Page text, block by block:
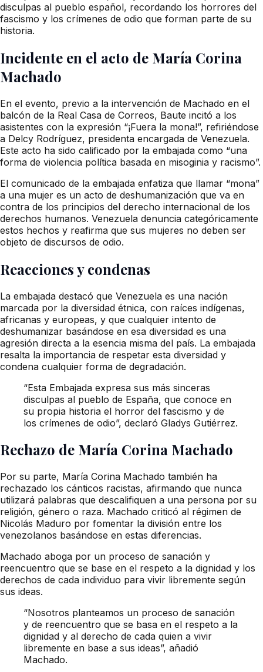
disculpas al pueblo español, recordando los horrores del
fascismo y los crímenes de odio que forman parte de su
historia.
Incidente en el acto de María Corina
Machado
En el evento, previo a la intervención de Machado en el
balcón de la Real Casa de Correos, Baute incitó a los
asistentes con la expresión “¡Fuera la mona!”, refiriéndose
a Delcy Rodríguez, presidenta encargada de Venezuela.
Este acto ha sido calificado por la embajada como “una
forma de violencia política basada en misoginia y racismo”.
El comunicado de la embajada enfatiza que llamar “mona”
a una mujer es un acto de deshumanización que va en
contra de los principios del derecho internacional de los
derechos humanos. Venezuela denuncia categóricamente
estos hechos y reafirma que sus mujeres no deben ser
objeto de discursos de odio.
Reacciones y condenas
La embajada destacó que Venezuela es una nación
marcada por la diversidad étnica, con raíces indígenas,
africanas y europeas, y que cualquier intento de
deshumanizar basándose en esa diversidad es una
agresión directa a la esencia misma del país. La embajada
resalta la importancia de respetar esta diversidad y
condena cualquier forma de degradación.
“Esta Embajada expresa sus más sinceras
disculpas al pueblo de España, que conoce en
su propia historia el horror del fascismo y de
los crímenes de odio”, declaró Gladys Gutiérrez.
Rechazo de María Corina Machado
Por su parte, María Corina Machado también ha
rechazado los cánticos racistas, afirmando que nunca
utilizará palabras que descalifiquen a una persona por su
religión, género o raza. Machado criticó al régimen de
Nicolás Maduro por fomentar la división entre los
venezolanos basándose en estas diferencias.
Machado aboga por un proceso de sanación y
reencuentro que se base en el respeto a la dignidad y los
derechos de cada individuo para vivir libremente según
sus ideas.
“Nosotros planteamos un proceso de sanación
y de reencuentro que se basa en el respeto a la
dignidad y al derecho de cada quien a vivir
libremente en base a sus ideas”, añadió
Machado.